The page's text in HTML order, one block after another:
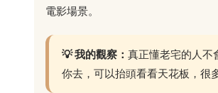
電影場景。
💡 我的觀察： 真正懂老宅的人
你去，可以抬頭看看天花板，很